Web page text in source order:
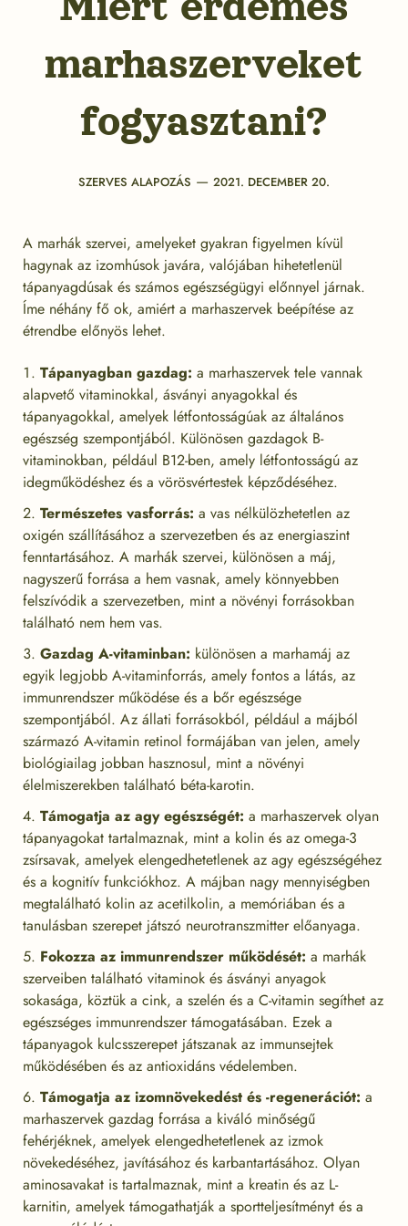
marhaszerveket
fogyasztani?
Categories
SZERVES ALAPOZÁS Post
2021. DECEMBER 20.
A marhák szervei, amelyeket gyakran figyelmen kívül
hagynak az izomhúsok javára, valójában hihetetlenül
tápanyagdúsak és számos egészségügyi előnnyel járnak.
Íme néhány fő ok, amiért a marhaszervek beépítése az
étrendbe előnyös lehet.
Tápanyagban gazdag: a marhaszervek tele vannak
alapvető vitaminokkal, ásványi anyagokkal és
tápanyagokkal, amelyek létfontosságúak az általános
egészség szempontjából. Különösen gazdagok B-
vitaminokban, például B12-ben, amely létfontosságú az
idegműködéshez és a vörösvértestek képződéséhez.
Természetes vasforrás: a vas nélkülözhetetlen az
oxigén szállításához a szervezetben és az energiaszint
fenntartásához. A marhák szervei, különösen a máj,
nagyszerű forrása a hem vasnak, amely könnyebben
felszívódik a szervezetben, mint a növényi forrásokban
található nem hem vas.
Gazdag A-vitaminban: különösen a marhamáj az
egyik legjobb A-vitaminforrás, amely fontos a látás, az
immunrendszer működése és a bőr egészsége
szempontjából. Az állati forrásokból, például a májból
származó A-vitamin retinol formájában van jelen, amely
biológiailag jobban hasznosul, mint a növényi
élelmiszerekben található béta-karotin.
Támogatja az agy egészségét: a marhaszervek olyan
tápanyagokat tartalmaznak, mint a kolin és az omega-3
zsírsavak, amelyek elengedhetetlenek az agy egészségéhez
és a kognitív funkciókhoz. A májban nagy mennyiségben
megtalálható kolin az acetilkolin, a memóriában és a
tanulásban szerepet játszó neurotranszmitter előanyaga.
Fokozza az immunrendszer működését: a marhák
szerveiben található vitaminok és ásványi anyagok
sokasága, köztük a cink, a szelén és a C-vitamin segíthet az
egészséges immunrendszer támogatásában. Ezek a
tápanyagok kulcsszerepet játszanak az immunsejtek
működésében és az antioxidáns védelemben.
Támogatja az izomnövekedést és -regenerációt: a
marhaszervek gazdag forrása a kiváló minőségű
fehérjéknek, amelyek elengedhetetlenek az izmok
növekedéséhez, javításához és karbantartásához. Olyan
aminosavakat is tartalmaznak, mint a kreatin és az L-
karnitin, amelyek támogathatják a sportteljesítményt és a